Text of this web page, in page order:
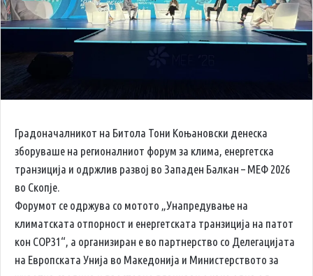
Градоначалникот на Битола Тони Коњановски денеска
зборуваше на регионалниот форум за клима, енергетска
транзиција и одржлив развој во Западен Балкан – МЕФ 2026
во Скопје.
Форумот се одржува со мотото „Унапредување на
климатската отпорност и енергетската транзиција на патот
кон COP31“, а организиран е во партнерство со Делегацијата
на Европската Унија во Македонија и Министерството за